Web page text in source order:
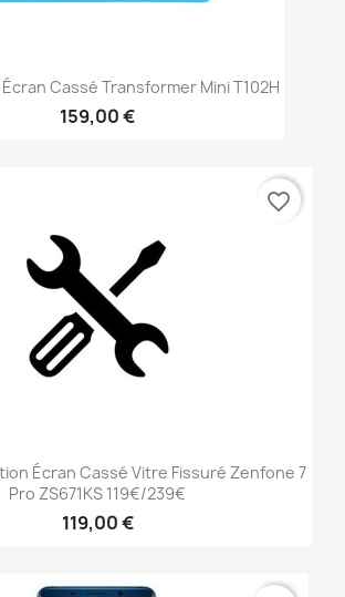
Cassé Transformer Mini T102H
159,00 €
Écran Cassé Vitre Fissuré Zenfone 7
Pro ZS671KS 119€/239€
119,00 €
favorite_border